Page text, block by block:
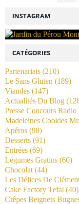
INSTAGRAM
CATÉGORIES
Partenariats (210)
Le Sans Gluten (189)
Viandes (147)
Actualités Du Blog
Presse Concours
Madeleines Cookies
Apéros (98)
Desserts (91)
Entrées (69)
Légumes Gratins (60)
Chocolat (44)
Les Délices De
Cake Factory Tefal (40)
Crêpes Beignets